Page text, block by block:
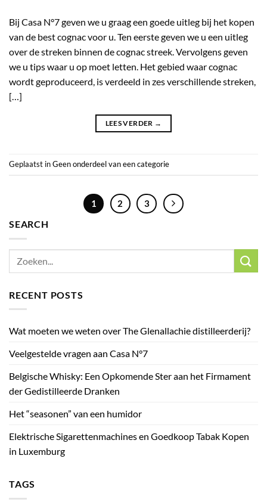
Bij Casa N°7 geven we u graag een goede uitleg bij het kopen
van de best cognac voor u. Ten eerste geven we u een uitleg
over de streken binnen de cognac streek. Vervolgens geven
we u tips waar u op moet letten. Het gebied waar cognac
wordt geproduceerd, is verdeeld in zes verschillende streken,
[…]
LEES VERDER →
Geplaatst inGeen onderdeel van een categorie
1 2 3
SEARCH
RECENT POSTS
Wat moeten we weten over The Glenallachie distilleerderij?
Veelgestelde vragen aan Casa N°7
Belgische Whisky: Een Opkomende Ster aan het Firmament
der Gedistilleerde Dranken
Het “seasonen” van een humidor
Elektrische Sigarettenmachines en Goedkoop Tabak Kopen
in Luxemburg
TAGS